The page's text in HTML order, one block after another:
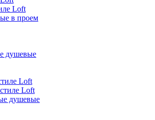
Loft
в проем
душевые
Loft
Loft
душевые